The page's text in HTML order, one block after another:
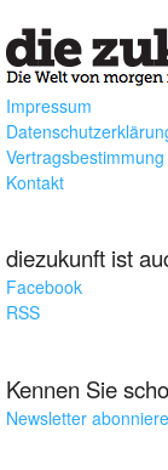
Impressum
Kontakt
diezukunft ist
Facebook
RSS
Kennen Sie
Newsletter